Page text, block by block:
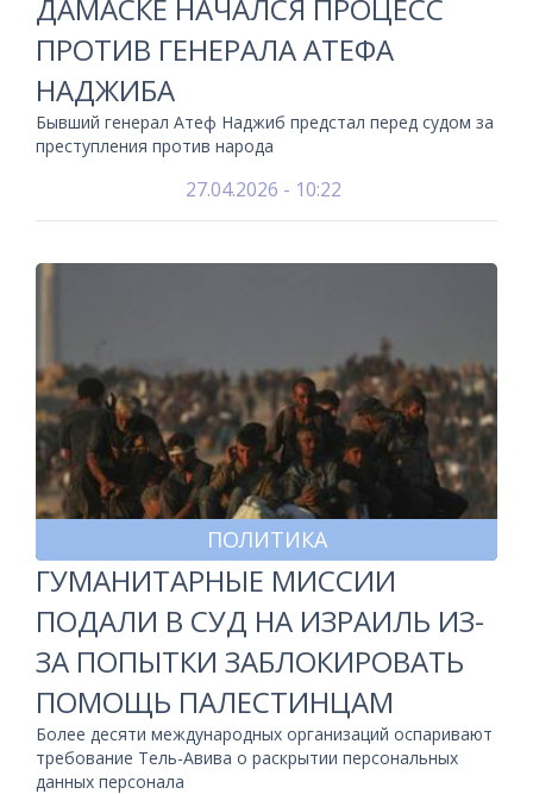
ДАМАСКЕ НАЧАЛСЯ ПРОЦЕСС
ПРОТИВ ГЕНЕРАЛА АТЕФА
НАДЖИБА
Бывший генерал Атеф Наджиб предстал перед судом за
преступления против народа
27.04.2026 - 10:22
ПОЛИТИКА
ГУМАНИТАРНЫЕ МИССИИ
ПОДАЛИ В СУД НА ИЗРАИЛЬ ИЗ-
ЗА ПОПЫТКИ ЗАБЛОКИРОВАТЬ
ПОМОЩЬ ПАЛЕСТИНЦАМ
Более десяти международных организаций оспаривают
требование Тель-Авива о раскрытии персональных
данных персонала